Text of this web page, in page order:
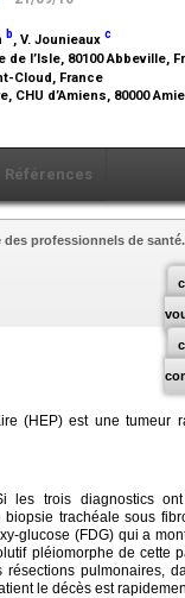
b, V. Jounieaux c
l’Isle, 80100 Abbeville,
Cloud, France
d’Amiens, 80000
Références
des professionnels de santé.
(HEP) est une tumeur
les trois diagnostics
trachéale sous
glucose (FDG) qui a
pléiomorphe de cette
résections pulmonaires,
le décès est